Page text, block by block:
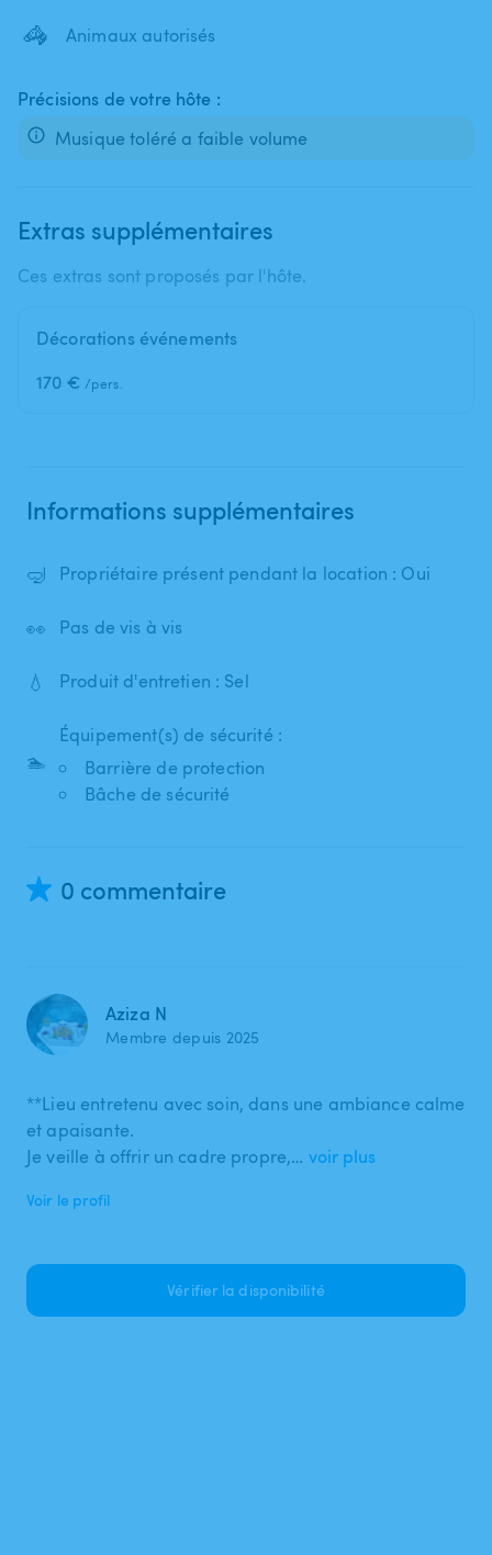
🦓
Animaux autorisés
Précisions de votre hôte :
Musique toléré a faible volume
Extras supplémentaires
Ces extras sont proposés par l'hôte.
Décorations événements
170 € /pers.
Informations supplémentaires
🤿 Propriétaire présent pendant la location : Oui
👀 Pas de vis à vis
💧 Produit d'entretien : Sel
🏊
Équipement(s) de sécurité :
Barrière de protection
Bâche de sécurité
0 commentaire
Aziza N
Membre depuis 2025
**Lieu entretenu avec soin, dans une ambiance calme
et apaisante.
Je veille à offrir un cadre propre,… voir plus
Voir le profil
Vérifier la disponibilité